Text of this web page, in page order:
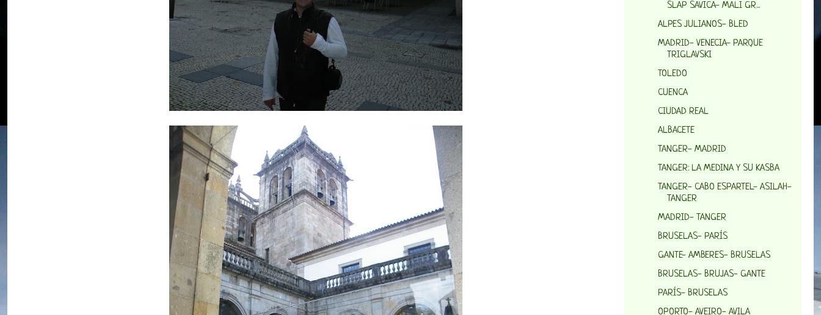
SLAP SAVICA- MALI GR...
ALPES JULIANOS- BLED
MADRID- VENECIA- PARQUE
TRIGLAVSKI
TOLEDO
CUENCA
CIUDAD REAL
ALBACETE
TANGER- MADRID
TANGER: LA MEDINA Y SU KASBA
TANGER- CABO ESPARTEL- ASILAH-
TANGER
MADRID- TANGER
BRUSELAS- PARÍS
GANTE- AMBERES- BRUSELAS
BRUSELAS- BRUJAS- GANTE
PARÍS- BRUSELAS
OPORTO- AVEIRO- AVILA